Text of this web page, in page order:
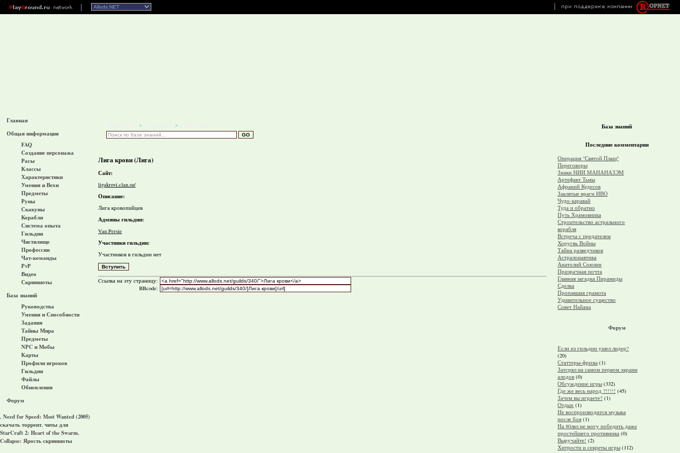
Главная
Общая информация
FAQ
Создание персонажа
Расы
Классы
Характеристики
Умения и Вехи
Предметы
Руны
Скакуны
Корабли
Система опыта
Гильдии
Чистилище
Профессии
Чат-команды
PvP
Видео
Скриншоты
База знаний
Руководства
Умения и Способности
Задания
Тайны Мира
Предметы
NPC и Мобы
Карты
Профили игроков
Гильдии
Файлы
Обновления
Форум
, Need for Speed: Most Wanted (2005)
скачать торрент, читы для
StarCraft 2: Heart of the Swarm,
Collapse: Ярость скриншоты
> >
Лига крови (Лига)
Сайт:
ligakrovi.clan.su/
Описание:
Лига кровопийцев
Админы гильдии:
Van Persie
Участники гильдии:
Участников в гильдии нет
Cсылка на эту страницу:
BBcode:
База знаний
Последние комментарии
Операция "Святой Плащ"
Переговоры
Знаки НИИ МАНАНАЗЭМ
Артефакт Тьмы
Афраний Кудесов
Заклятые враги ИВО
Чудо-каравай
Туда и обратно
Путь Храмовника
Строительство астрального
корабля
Встреча с предателем
Хоругвь Войны
Тайна разведчиков
Астралонавтика
Анатолий Союзин
Призрачная почта
Главная загадка Пирамиды
Сделка
Пропавшая грамота
Удивительное существо
Совет Найана
Форум
Если из гильдии ушел лидер?
(20)
Статтеры-фризы (1)
Затсрял на самом первом экранн
алодов (0)
Обсуждение игры (332)
Где же весь народ ?!!!!! (45)
Зачем вы играете? (1)
Отдых (1)
Не воспроизводится музыка
после боя (1)
На 80лвл не могу победить даже
простейшего противника (0)
Выручайте! (2)
Хитрости и секреты игры (112)